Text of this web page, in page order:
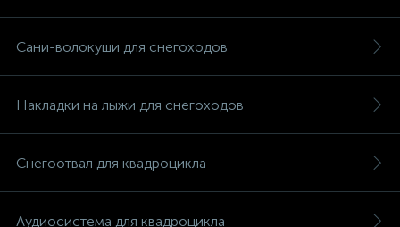
Сани-волокуши для снегоходов
Накладки на лыжи для снегоходов
Снегоотвал для квадроцикла
Аудиосистема для квадроцикла